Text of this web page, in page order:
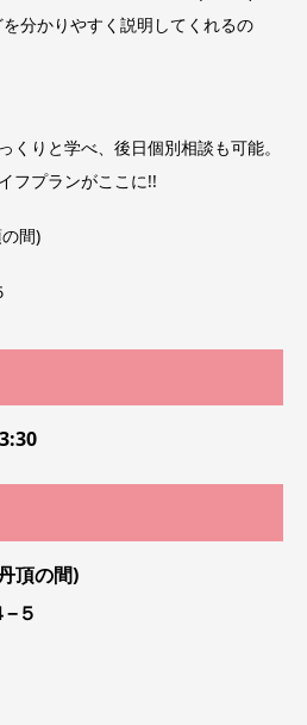
分かりやすく説明してくれるの
くりと学べ、後日個別相談も可能。
フプランがここに!!
間)
頂の間)
５